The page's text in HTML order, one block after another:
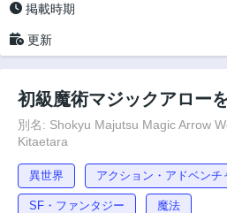
掲載時期
更新
初級魔術マジックアロー
別名: Shokyu Majutsu Magic Arrow
Kitaetara
異世界 アクション・アドベンチ
SF・ファンタジー 魔法